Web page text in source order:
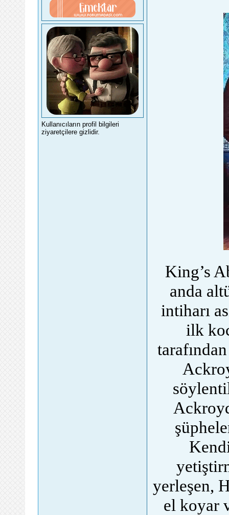
Kullanıcıların profil bilgileri
ziyaretçilere gizlidir.
King’s
anda
intiharı
ilk
yerleşen,
el koyar